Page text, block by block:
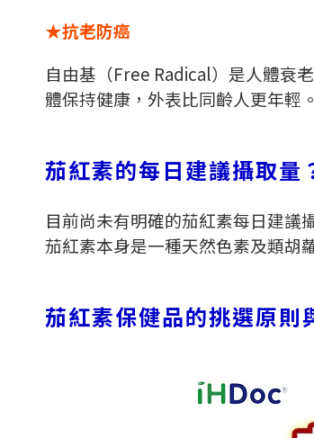
★抗老防癌
自由基（Free Radical）是人體衰
體保持健康，外表比同齡人更年輕。
茄紅素的每日建議攝取量
目前尚未有明確的茄紅素每日建議
茄紅素本身是一種天然色素及類胡
茄紅素保健品的挑選原則